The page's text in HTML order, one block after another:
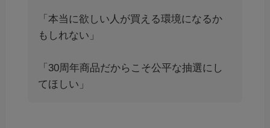
「本当に欲しい人が買える環境になるか
もしれない」
「30周年商品だからこそ公平な抽選にし
てほしい」